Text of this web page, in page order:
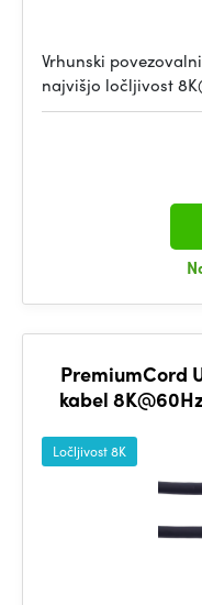
Vrhunski povezovalni
najvišjo ločljivost
PremiumCord
kabel
Ločljivost 8K